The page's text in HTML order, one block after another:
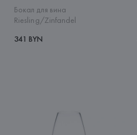
Бокал для вина
Riesling/Zinfandel
341 BYN